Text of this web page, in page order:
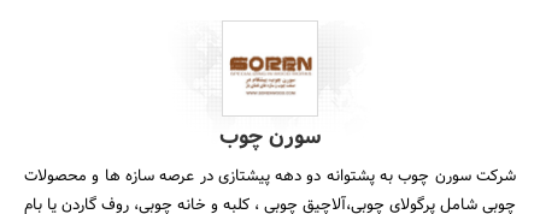
سورن چوب
شرکت سورن چوب به پشتوانه دو دهه پیشتازی در عرصه سازه ها و محصولات
چوبی شامل پرگولای چوبی،آلاچیق چوبی ، کلبه و خانه چوبی، روف گاردن یا بام